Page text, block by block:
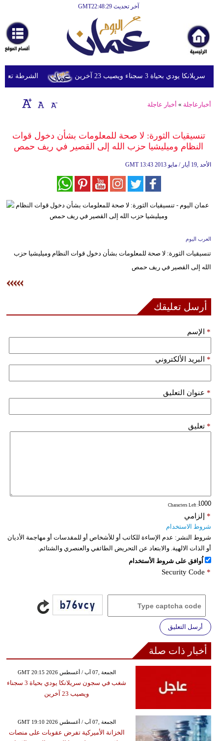
آخر تحديث GMT22:48:29
أخبارعاجلة
رياضة
ثقافة
إقتصاد
وموسيقى
أزياء
سياحة
علوم
مدوَّنات
أبراج
الشرطة تعتقل بحياة 3 سجناء ويصيب 23 آخرين
أخبارعاجلة » أخبار عاجلة
تنسيقيات الثورة: لا صحة للمعلومات بشأن دخول قوات
النظام وميليشيا حزب الله إلى القصير في ريف حمص‏
GMT 13:43 2013 الأحد ,19 أيار / مايو
العرب اليوم
تنسيقيات الثورة: لا صحة للمعلومات بشأن دخول قوات النظام وميليشيا حزب
الله إلى القصير في ريف حمص‏
أرسل تعليقك
الإسم *
البريد الألكتروني *
عنوان التعليق *
تعليق *
: Characters Left
إلزامي *
شروط الاستخدام
شروط النشر: عدم الإساءة للكاتب أو للأشخاص أو للمقدسات أو مهاجمة الأديان
أو الذات الالهية. والابتعاد عن التحريض الطائفي والعنصري والشتائم.
اُوافق على شروط الأستخدام
Security Code *
أرسل التعليق
أخبار ذات صلة
GMT 20:15 2026 الجمعة ,07 آب / أغسطس
شغب في سجون سريلانكا يودي بحياة 3 سجناء
ويصيب 23 آخرين
GMT 19:10 2026 الجمعة ,07 آب / أغسطس
الخزانة الأميركية تفرض عقوبات على منصات